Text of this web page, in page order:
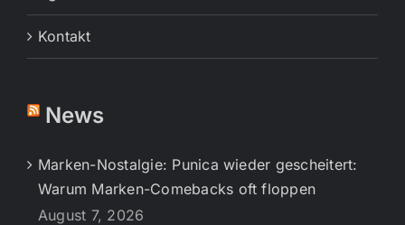
Kontakt
News
Marken-Nostalgie: Punica wieder gescheitert:
Warum Marken-Comebacks oft floppen
August 7, 2026